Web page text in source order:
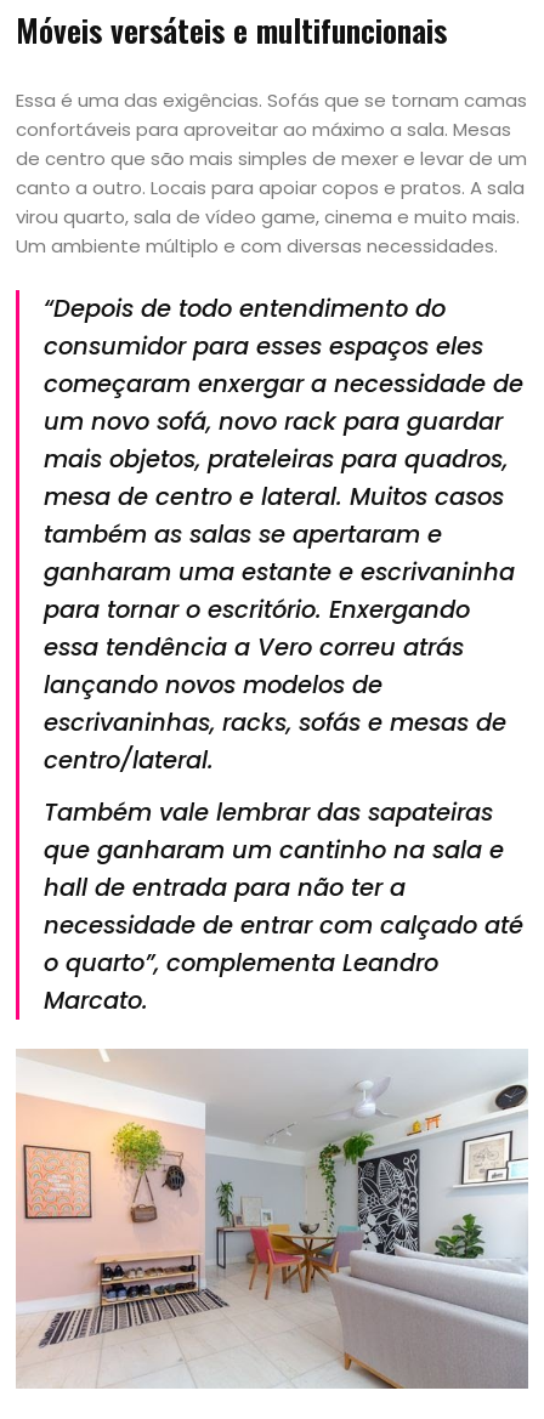
Móveis versáteis e multifuncionais
Essa é uma das exigências. Sofás que se tornam camas
confortáveis para aproveitar ao máximo a sala. Mesas
de centro que são mais simples de mexer e levar de um
canto a outro. Locais para apoiar copos e pratos. A sala
virou quarto, sala de vídeo game, cinema e muito mais.
Um ambiente múltiplo e com diversas necessidades.
“Depois de todo entendimento do
consumidor para esses espaços eles
começaram enxergar a necessidade de
um novo sofá, novo rack para guardar
mais objetos, prateleiras para quadros,
mesa de centro e lateral. Muitos casos
também as salas se apertaram e
ganharam uma estante e escrivaninha
para tornar o escritório. Enxergando
essa tendência a Vero correu atrás
lançando novos modelos de
escrivaninhas, racks, sofás e mesas de
centro/lateral.
Também vale lembrar das sapateiras
que ganharam um cantinho na sala e
hall de entrada para não ter a
necessidade de entrar com calçado até
o quarto”, complementa Leandro
Marcato.